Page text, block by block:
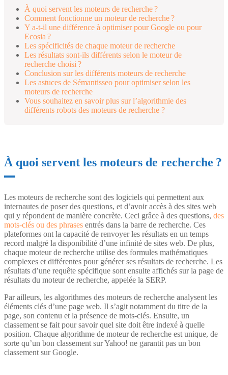
À quoi servent les moteurs de recherche ?
Comment fonctionne un moteur de recherche ?
Y a-t-il une différence à optimiser pour Google ou pour
Ecosia ?
Les spécificités de chaque moteur de recherche
Les résultats sont-ils différents selon le moteur de
recherche choisi ?
Conclusion sur les différents moteurs de recherche
Les astuces de Sémantisseo pour optimiser selon les
moteurs de recherche
Vous souhaitez en savoir plus sur l’algorithmie des
différents robots des moteurs de recherche ?
À quoi servent les moteurs de recherche ?
Les moteurs de recherche sont des logiciels qui permettent aux
internautes de poser des questions, et d’avoir accès à des sites web
qui y répondent de manière concrète. Ceci grâce à des questions, des
mots-clés ou des phrases entrés dans la barre de recherche. Ces
plateformes ont la capacité de renvoyer les résultats en un temps
record malgré la disponibilité d’une infinité de sites web. De plus,
chaque moteur de recherche utilise des formules mathématiques
complexes et différentes pour générer ses résultats de recherche. Les
résultats d’une requête spécifique sont ensuite affichés sur la page de
résultats du moteur de recherche, appelée la SERP.
Par ailleurs, les algorithmes des moteurs de recherche analysent les
éléments clés d’une page web. Il s’agit notamment du titre de la
page, son contenu et la présence de mots-clés. Ensuite, un
classement se fait pour savoir quel site doit être indexé à quelle
position. Chaque algorithme de moteur de recherche est unique, de
sorte qu’un bon classement sur Yahoo! ne garantit pas un bon
classement sur Google.